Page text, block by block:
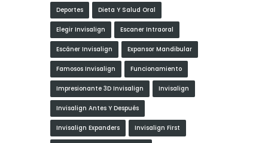
Deportes Dieta Y Salud Oral
Elegir Invisalign Escaner Intraoral
Escáner Invisalign Expansor Mandibular
Famosos Invisalign Funcionamiento
Impresionante 3D Invisalign Invisalign
Invisalign Antes Y Después
Invisalign Expanders Invisalign First